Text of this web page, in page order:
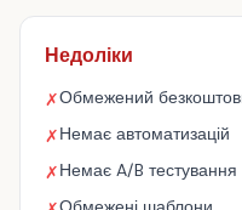
Недоліки
✗Обмежений
✗Немає автоматизацій
✗Немає A/B тестування